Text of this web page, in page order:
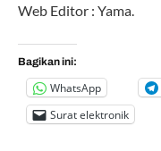
Web Editor : Yama.
Bagikan ini:
WhatsApp
Surat elektronik